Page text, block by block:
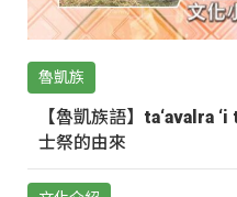
魯凱族
【魯凱族語】ta‘avalra
士祭的由來